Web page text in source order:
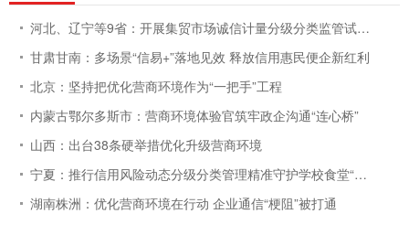
河北、辽宁等9省：开展集贸市场诚信计量分级分类监管试点工作
甘肃甘南：多场景“信易+”落地见效 释放信用惠民便企新红利
北京：坚持把优化营商环境作为“一把手”工程
内蒙古鄂尔多斯市：营商环境体验官筑牢政企沟通“连心桥”
山西：出台38条硬举措优化升级营商环境
宁夏：推行信用风险动态分级分类管理精准守护学校食堂“舌尖安全
湖南株洲：优化营商环境在行动 企业通信“梗阻”被打通